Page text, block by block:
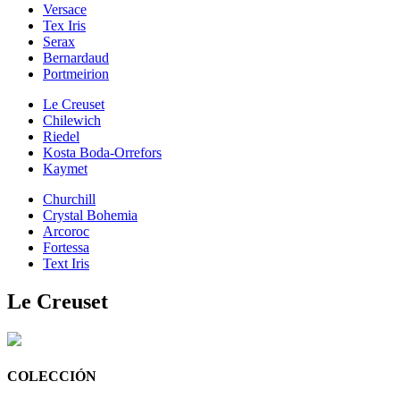
Versace
Tex Iris
Serax
Bernardaud
Portmeirion
Le Creuset
Chilewich
Riedel
Kosta Boda-Orrefors
Kaymet
Churchill
Crystal Bohemia
Arcoroc
Fortessa
Text Iris
Le Creuset
COLECCIÓN